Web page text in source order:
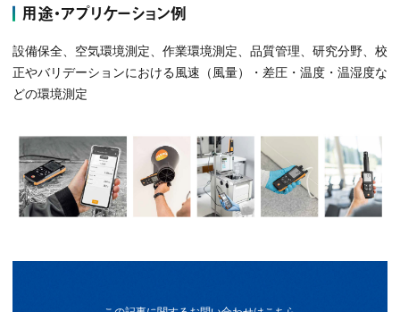
用途・アプリケーション例
設備保全、空気環境測定、作業環境測定、品質管理、研究分野、校
正やバリデーションにおける風速（風量）・差圧・温度・温湿度な
どの環境測定